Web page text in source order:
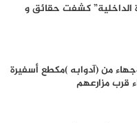
الداخلية” كشفت حقائق و
من (آدوابه )مكطع أسفيرة
قرب مزارعهم